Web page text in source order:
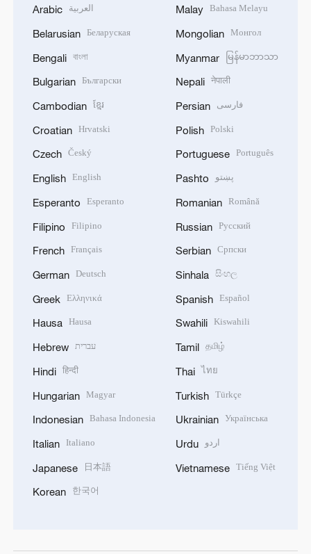
Arabic العربية
Belarusian Беларуская
Bengali বাংলা
Bulgarian Български
Cambodian ខ្មែរ
Croatian Hrvatski
Czech Český
English English
Esperanto Esperanto
Filipino Filipino
French Français
German Deutsch
Greek Ελληνικά
Hausa Hausa
Hebrew עברית
Hindi हिन्दी
Hungarian Magyar
Indonesian Bahasa Indonesia
Italian Italiano
Japanese 日本語
Korean 한국어
Malay Bahasa Melayu
Mongolian Монгол
Myanmar မြန်မာဘာသာ
Nepali नेपाली
Persian فارسی
Polish Polski
Portuguese Português
Pashto پښتو
Romanian Română
Russian Русский
Serbian Српски
Sinhala සිංහල
Spanish Español
Swahili Kiswahili
Tamil தமிழ்
Thai ไทย
Turkish Türkçe
Ukrainian Українська
Urdu اردو
Vietnamese Tiếng Việt